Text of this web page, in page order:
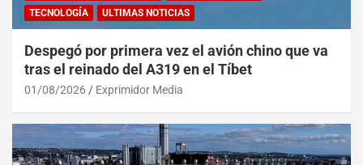
TECNOLOGÍA
ULTIMAS NOTICIAS
Despegó por primera vez el avión chino que va
tras el reinado del A319 en el Tíbet
01/08/2026 Exprimidor Media